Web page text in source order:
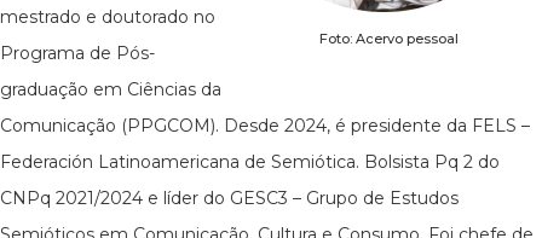
Foto: Acervo pessoal
mestrado e doutorado no
Programa de Pós-
graduação em Ciências da
Comunicação (PPGCOM). Desde 2024, é presidente da FELS –
Federación Latinoamericana de Semiótica. Bolsista Pq 2 do
CNPq 2021/2024 e líder do GESC3 – Grupo de Estudos